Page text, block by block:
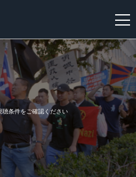
新
規
登
録
聴条件をご確認ください